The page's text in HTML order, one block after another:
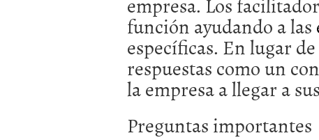
función ayudando a las
específicas. En lugar
respuestas como un
la empresa a llegar a
Preguntas importantes